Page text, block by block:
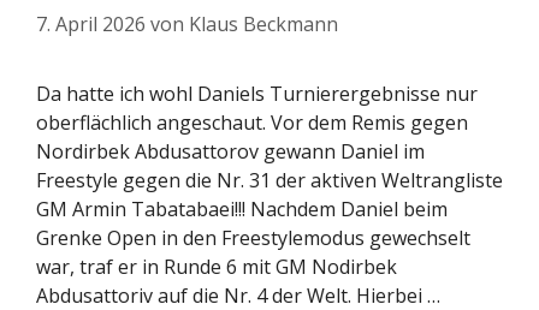
7. April 2026 von Klaus Beckmann
Da hatte ich wohl Daniels Turnierergebnisse nur
oberflächlich angeschaut. Vor dem Remis gegen
Nordirbek Abdusattorov gewann Daniel im
Freestyle gegen die Nr. 31 der aktiven Weltrangliste
GM Armin Tabatabaei!!! Nachdem Daniel beim
Grenke Open in den Freestylemodus gewechselt
war, traf er in Runde 6 mit GM Nodirbek
Abdusattoriv auf die Nr. 4 der Welt. Hierbei …